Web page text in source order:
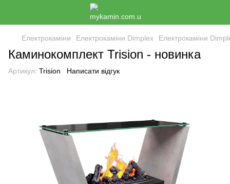
Електрокаміни Електрокаміни Dimplex Електрокаміни
Каминокомплект Trision - новинка
Артикул: Trision Написати відгук